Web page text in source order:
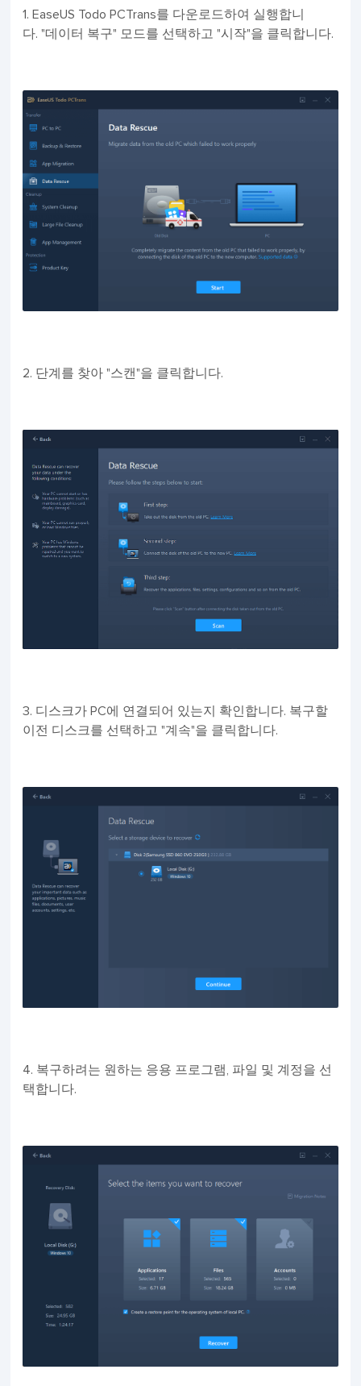
1. EaseUS Todo PCTrans를 다운로드하여 실행합니
다. "데이터 복구" 모드를 선택하고 "시작"을 클릭합니다.
2. 단계를 찾아 "스캔"을 클릭합니다.
3. 디스크가 PC에 연결되어 있는지 확인합니다. 복구할
이전 디스크를 선택하고 "계속"을 클릭합니다.
4. 복구하려는 원하는 응용 프로그램, 파일 및 계정을 선
택합니다.